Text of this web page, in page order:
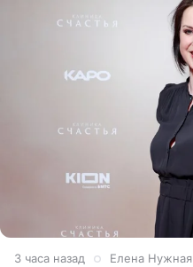
3 часа назад Елена Нужная